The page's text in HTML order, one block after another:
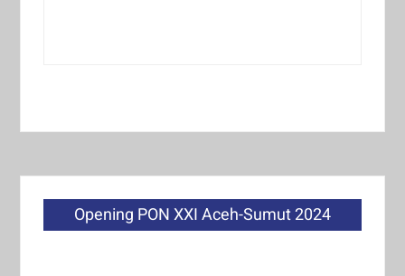
Opening PON XXI Aceh-Sumut 2024